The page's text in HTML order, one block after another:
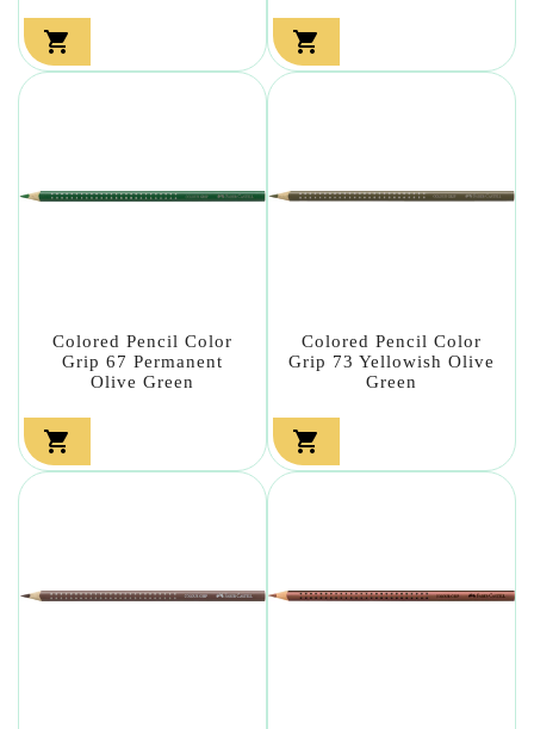
 
Colored Pencil Color
Grip 67 Permanent
Olive Green

Colored Pencil Color
Grip 73 Yellowish Olive
Green
